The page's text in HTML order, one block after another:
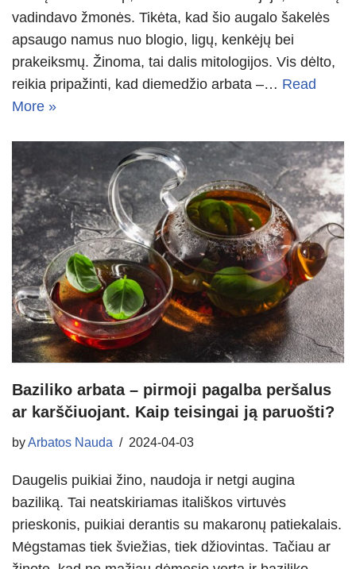
vadindavo žmonės. Tikėta, kad šio augalo šakelės
apsaugo namus nuo blogio, ligų, kenkėjų bei
prakeiksmų. Žinoma, tai dalis mitologijos. Vis dėlto,
reikia pripažinti, kad diemedžio arbata –… Read
More »
Baziliko arbata – pirmoji pagalba peršalus
ar karščiuojant. Kaip teisingai ją paruošti?
byArbatos Nauda 2024-04-03
Daugelis puikiai žino, naudoja ir netgi augina
baziliką. Tai neatskiriamas itališkos virtuvės
prieskonis, puikiai derantis su makaronų patiekalais.
Mėgstamas tiek šviežias, tiek džiovintas. Tačiau ar